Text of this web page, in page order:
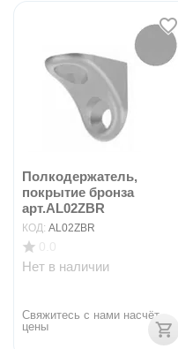
Полкодержатель,
покрытие бронза
арт.AL02ZBR
КОД: AL02ZBR
Нет в наличии
Свяжитесь с нами насчёт
цены